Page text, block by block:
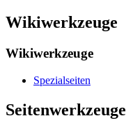
Wikiwerkzeuge
Wikiwerkzeuge
Spezialseiten
Seitenwerkzeuge